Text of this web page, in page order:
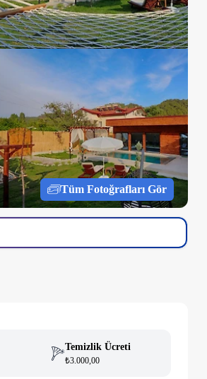
Tüm Fotoğrafları Gör
Temizlik Ücreti
₺3.000,00